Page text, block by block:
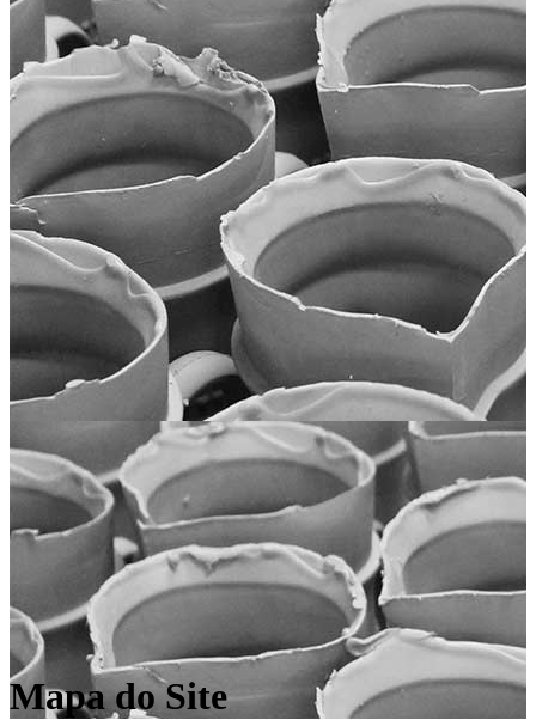
Mapa do Site